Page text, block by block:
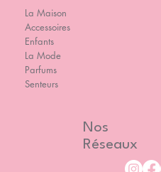
La Maison
Accessoires
Enfants
La Mode
Parfums
Senteurs
Nos
Réseaux